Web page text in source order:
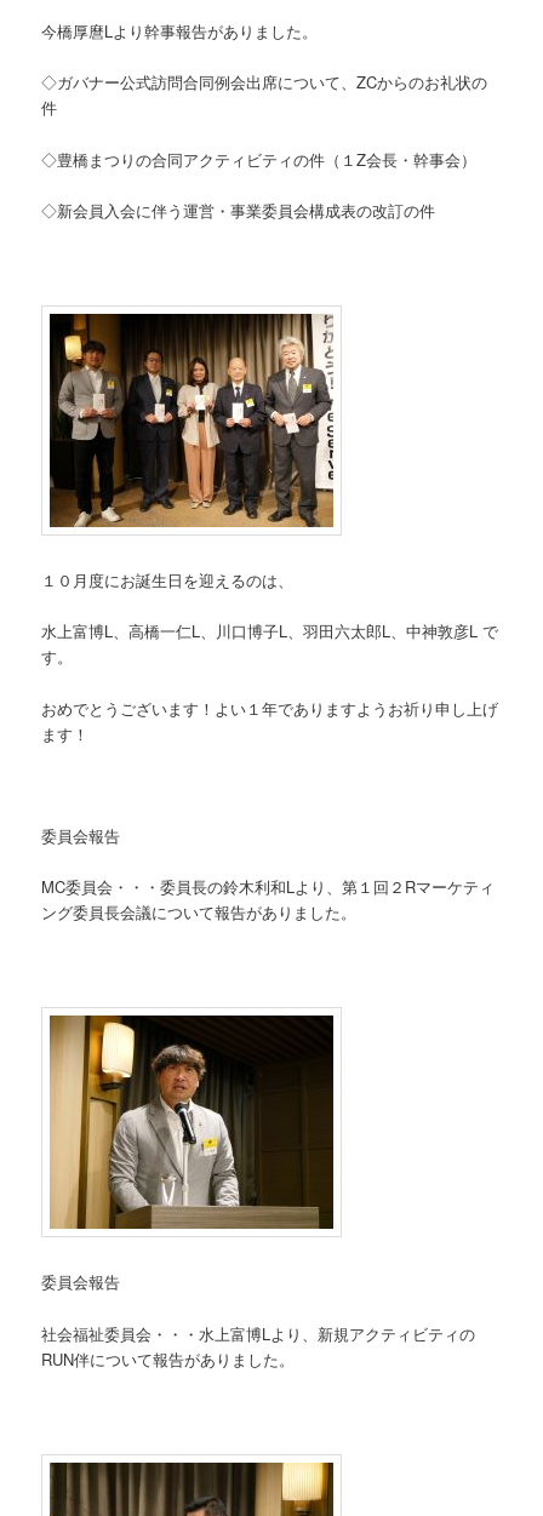
今橋厚麿Lより幹事報告がありました。
◇ガバナー公式訪問合同例会出席について、ZCからのお礼状の
件
◇豊橋まつりの合同アクティビティの件（１Z会長・幹事会）
◇新会員入会に伴う運営・事業委員会構成表の改訂の件
１０月度にお誕生日を迎えるのは、
水上富博L、高橋一仁L、川口博子L、羽田六太郎L、中神敦彦L で
す。
おめでとうございます！よい１年でありますようお祈り申し上げ
ます！
委員会報告
MC委員会・・・委員長の鈴木利和Lより、第１回２Rマーケティ
ング委員長会議について報告がありました。
委員会報告
社会福祉委員会・・・水上富博Lより、新規アクティビティの
RUN伴について報告がありました。